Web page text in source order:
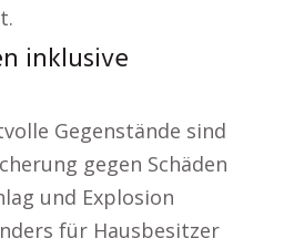
inklusive
Gegenstände sind
gegen Schäden
und Explosion
für Hausbesitzer